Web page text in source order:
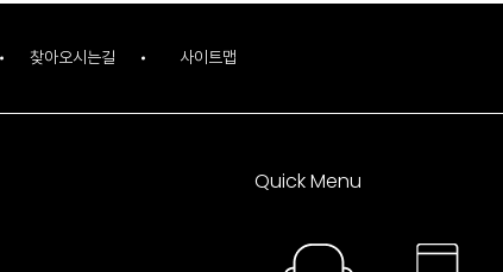
찾아오시는길 사이트맵
Quick Menu